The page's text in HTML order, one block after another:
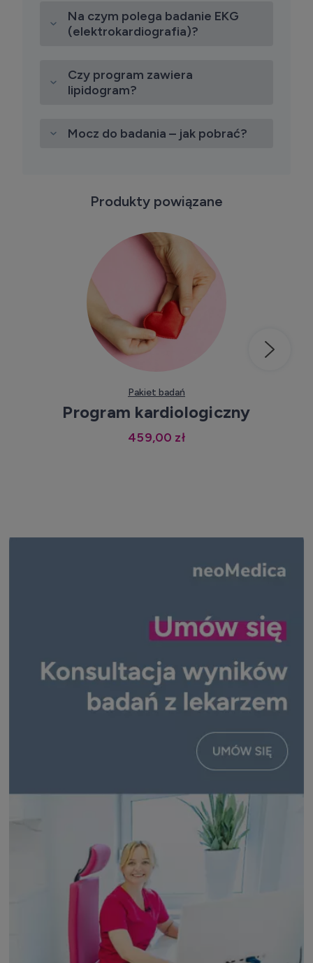
Na czym polega badanie EKG
(elektrokardiografia)?
Czy program zawiera
lipidogram?
Mocz do badania – jak pobrać?
Produkty powiązane
Pakiet badań
Program kardiologiczny
459,00 zł